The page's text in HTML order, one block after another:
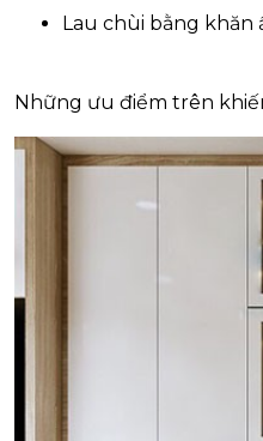
Lau chùi bằng khăn
Những ưu điểm trên